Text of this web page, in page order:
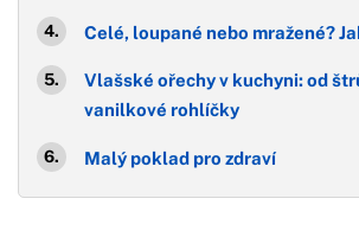
Celé, loupané nebo mražené?
Vlašské ořechy v kuchyni: od
vanilkové rohlíčky
Malý poklad pro zdraví